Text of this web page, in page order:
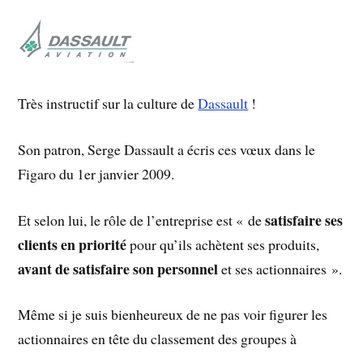
Très instructif sur la culture deDassault !
Son patron, Serge Dassault a écris ces vœux dans le
Figaro du 1er janvier 2009.
Et selon lui, le rôle de l’entreprise est « desatisfaire ses
clients en prioritépour qu’ils achètent ses produits,
avant de satisfaire son personnelet ses actionnaires ».
Même si je suis bienheureux de ne pas voir figurer les
actionnaires en tête du classement des groupes à